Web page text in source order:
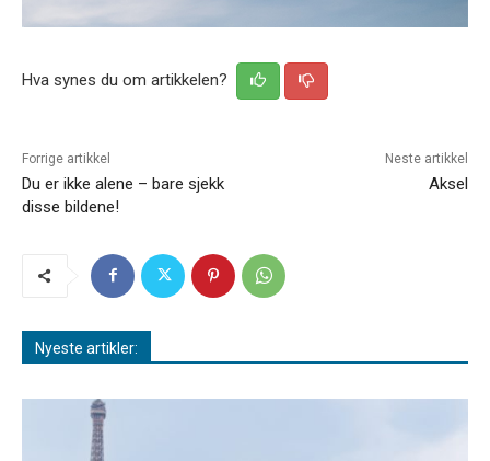
Hva synes du om artikkelen?
Forrige artikkel
Du er ikke alene – bare sjekk
disse bildene!
Neste artikkel
Aksel
Nyeste artikler: